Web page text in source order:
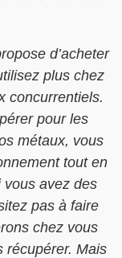
d’acheter
plus chez
concurrentiels.
pour les
métaux, vous
tout en
vous avez des
pas à faire
chez vous
récupérer. Mais